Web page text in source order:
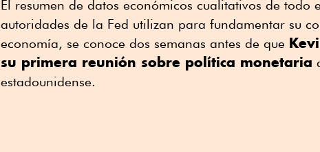
El resumen de datos económicos cualitativos de todo
autoridades de la Fed utilizan para fundamentar su
economía, se conoce dos semanas antes de que
su primera reunión sobre política monetaria
estadounidense.